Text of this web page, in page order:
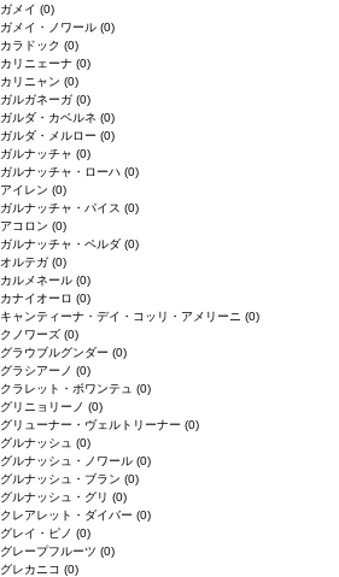
ガメイ (0)
ガメイ・ノワール (0)
カラドック (0)
カリニェーナ (0)
カリニャン (0)
ガルガネーガ (0)
ガルダ・カベルネ (0)
ガルダ・メルロー (0)
ガルナッチャ (0)
ガルナッチャ・ローハ (0)
アイレン (0)
ガルナッチャ・パイス (0)
アコロン (0)
ガルナッチャ・ペルダ (0)
オルテガ (0)
カルメネール (0)
カナイオーロ (0)
キャンティーナ・デイ・コッリ・アメリーニ (0)
クノワーズ (0)
グラウブルグンダー (0)
グラシアーノ (0)
クラレット・ボワンテュ (0)
グリニョリーノ (0)
グリューナー・ヴェルトリーナー (0)
グルナッシュ (0)
グルナッシュ・ノワール (0)
グルナッシュ・ブラン (0)
グルナッシュ・グリ (0)
クレアレット・ダイバー (0)
グレイ・ピノ (0)
グレープフルーツ (0)
グレカニコ (0)